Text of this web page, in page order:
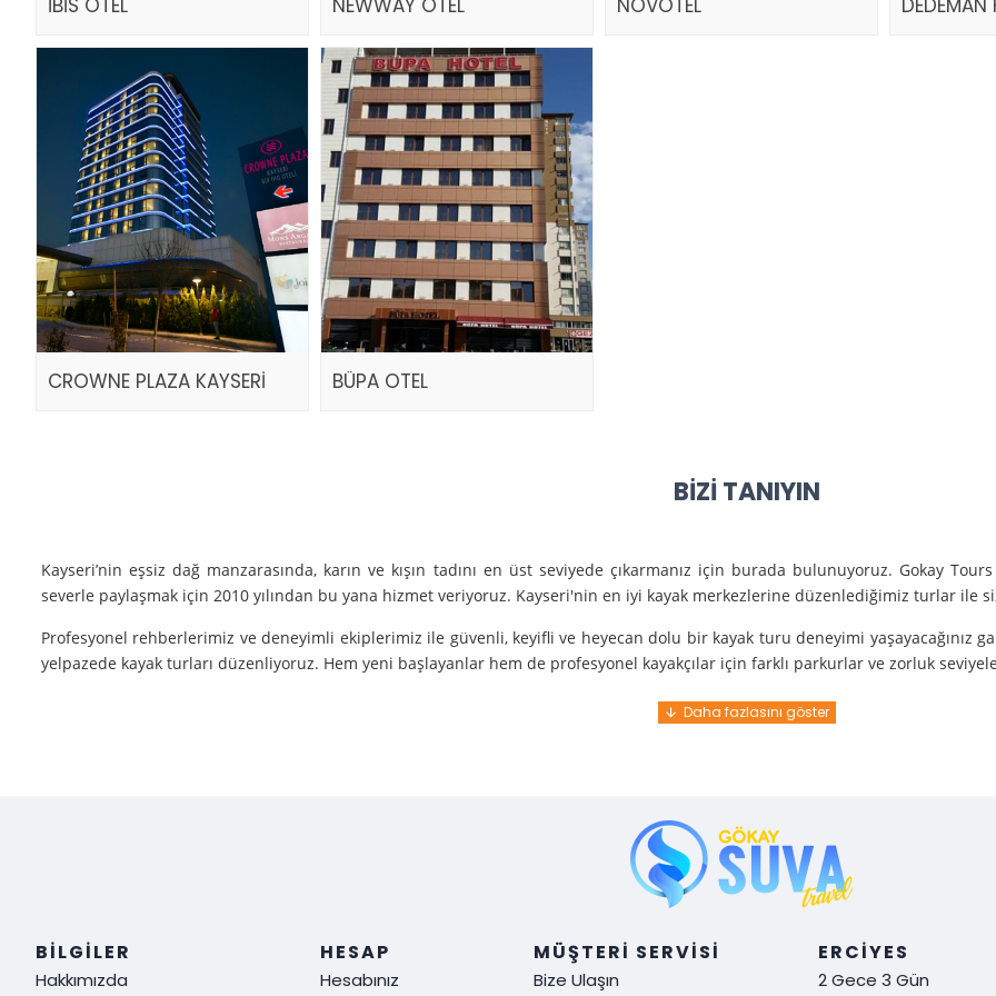
CROWNE PLAZA KAYSERİ BÜPA OTEL
BIZI TANIYIN
Kayseri’nin eşsiz dağ manzarasında, karın ve kışın tadını en üst seviyede çıkarmanız için burada bulunuyoruz. Gokay
severle paylaşmak için 2010 yılından bu yana hizmet veriyoruz. Kayseri'nin en iyi kayak merkezlerine düzenlediğimiz turlar ile
Profesyonel rehberlerimiz ve deneyimli ekiplerimiz ile güvenli, keyifli ve heyecan dolu bir kayak turu deneyimi yaşayacağınız
yelpazede kayak turları düzenliyoruz. Hem yeni başlayanlar hem de profesyonel kayakçılar için farklı parkurlar ve zorluk
Güvenlik: Kayak yaparken güvenliğiniz bizim için her şeyden önce gelir. En kaliteli ekipmanlarla ve uzman rehberlerle sizi güvenle
Müşteri Memnuniyeti: Sizin tatmin olmanız bizim için her şey demek. Tüm detayları önceden planlayarak, size özel, rahat ve
ediyoruz!
BILGILER
Hakkımızda
HESAP
Hesabınız
MÜŞTERI SERVISI
Bize Ulaşın
ERCIYES
2 Gece 3 Gün